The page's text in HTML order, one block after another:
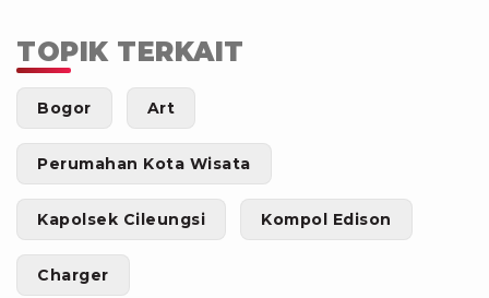
TOPIK TERKAIT
Bogor Art
Perumahan Kota Wisata
Kapolsek Cileungsi Kompol Edison
Charger